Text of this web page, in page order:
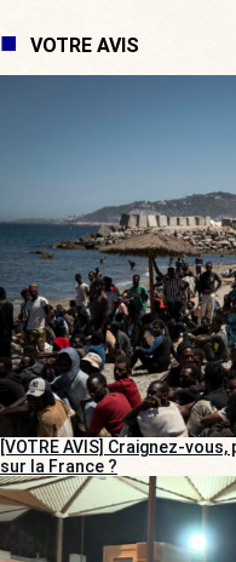
VOTRE AVIS
[VOTRE AVIS] Craignez-
sur la France ?